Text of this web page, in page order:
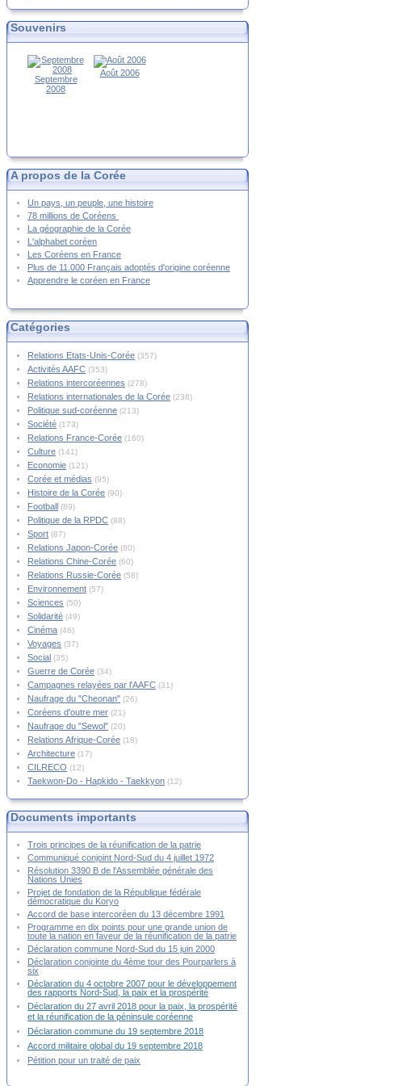
Souvenirs
Septembre
2008
Août 2006
A propos de la Corée
Un pays, un peuple, une histoire
78 millions de Coréens
La géographie de la Corée
L'alphabet coréen
Les Coréens en France
Plus de 11.000 Français adoptés d'origine coréenne
Apprendre le coréen en France
Catégories
Relations Etats-Unis-Corée (357)
Activités AAFC (353)
Relations intercoréennes (278)
Relations internationales de la Corée (238)
Politique sud-coréenne (213)
Société (173)
Relations France-Corée (160)
Culture (141)
Economie (121)
Corée et médias (95)
Histoire de la Corée (90)
Football (89)
Politique de la RPDC (88)
Sport (87)
Relations Japon-Corée (80)
Relations Chine-Corée (60)
Relations Russie-Corée (58)
Environnement (57)
Sciences (50)
Solidarité (49)
Cinéma (46)
Voyages (37)
Social (35)
Guerre de Corée (34)
Campagnes relayées par l'AAFC (31)
Naufrage du "Cheonan" (26)
Coréens d'outre mer (21)
Naufrage du "Sewol" (20)
Relations Afrique-Corée (18)
Architecture (17)
CILRECO (12)
Taekwon-Do - Hapkido - Taekkyon (12)
Documents importants
Trois principes de la réunification de la patrie
Communiqué conjoint Nord-Sud du 4 juillet 1972
Résolution 3390 B de l'Assemblée générale des
Nations Unies
Projet de fondation de la République fédérale
démocratique du Koryo
Accord de base intercoréen du 13 décembre 1991
Programme en dix points pour une grande union de
toute la nation en faveur de la réunification de la patrie
Déclaration commune Nord-Sud du 15 juin 2000
Déclaration conjointe du 4ème tour des Pourparlers à
six
Déclaration du 4 octobre 2007 pour le développement
des rapports Nord-Sud, la paix et la prospérité
Déclaration du 27 avril 2018 pour la paix, la prospérité
et la réunification de la péninsule coréenne
Déclaration commune du 19 septembre 2018
Accord militaire global du 19 septembre 2018
Pétition pour un traité de paix